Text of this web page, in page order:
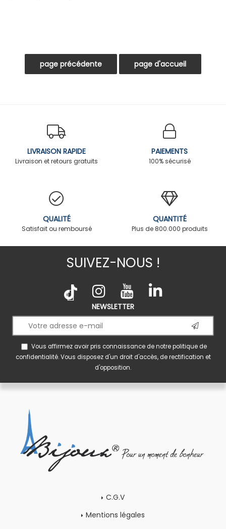
LIVRAISON RAPIDE
Livraison et retours gratuits
PAIEMENTS
100% sécurisé
QUALITÉ
Satisfait ou remboursé
QUANTITÉ
Plus de 800.000 produits
SUIVEZ-NOUS !
NEWSLETTER
Vous affirmez avoir pris connaissance de notrepolitique de
confidentialité. Vous disposez d'un droit d'accès, de rectification et
d'opposition.
C.G.V
Mentions légales